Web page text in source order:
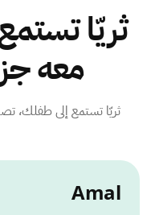
ثريّا
معه
ثريّا تستمع إلى طفلك،
Amal